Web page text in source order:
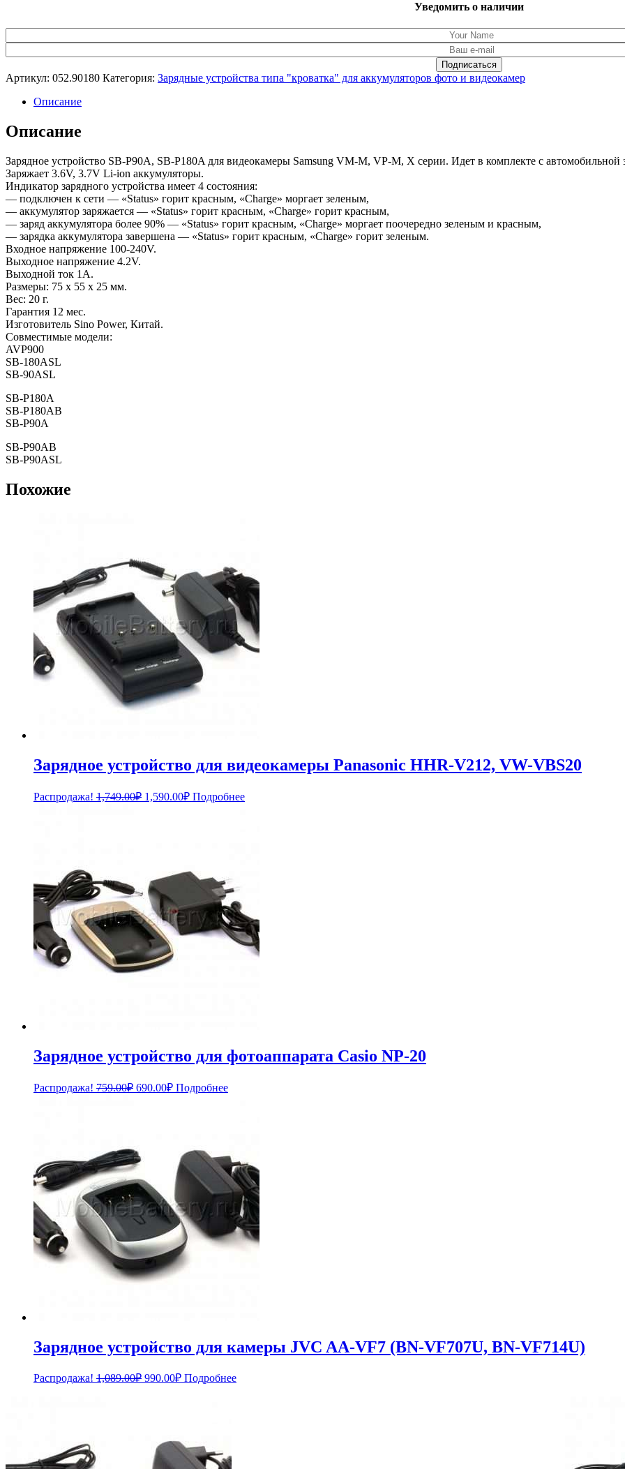
Уведомить о наличии
Артикул: 052.90180 Категория: Зарядные устройства типа "кроватка" для аккумуляторов фото и видеокамер
Описание
Описание
Зарядное устройство SB-P90A, SB-P180A для видеокамеры Samsung VM-M, VP-M, X серии. Идет в комплекте с автомобильной
Заряжает 3.6V, 3.7V Li-ion аккумуляторы.
Индикатор зарядного устройства имеет 4 состояния:
— подключен к сети — «Status» горит красным, «Charge» моргает зеленым,
— аккумулятор заряжается — «Status» горит красным, «Charge» горит красным,
— заряд аккумулятора более 90% — «Status» горит красным, «Charge» моргает поочередно зеленым и красным,
— зарядка аккумулятора завершена — «Status» горит красным, «Charge» горит зеленым.
Входное напряжение 100-240V.
Выходное напряжение 4.2V.
Выходной ток 1А.
Размеры: 75 x 55 x 25 мм.
Вес: 20 г.
Гарантия 12 мес.
Изготовитель Sino Power, Китай.
Совместимые модели:
AVP900
SB-180ASL
SB-90ASL
SB-P180A
SB-P180AB
SB-P90A
SB-P90AB
SB-P90ASL
Похожие
Зарядное устройство для видеокамеры Panasonic HHR-V212, VW-VBS20
Распродажа! 1,749.00₽ Первоначальная
1,590.00₽Текущая
цена:
Подробнее
Зарядное устройство для фотоаппарата Casio NP-20
Распродажа! 759.00₽ Первоначальная
690.00₽Текущая
цена:
Подробнее
Зарядное устройство для камеры JVC AA-VF7 (BN-VF707U, BN-VF714U)
Распродажа! 1,089.00₽ Первоначальная
990.00₽Текущая
Подробнее